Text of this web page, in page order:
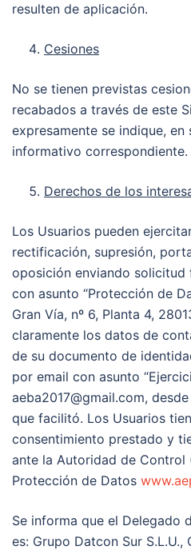
resulten de aplicación.
Cesiones
No se tienen previstas
recabados a través de este
expresamente se indique,
informativo correspondiente.
Derechos de los
Los Usuarios pueden
rectificación, supresión,
oposición enviando
con asunto “Protección de
Gran Vía, nº 6, Planta 4,
claramente los datos de
de su documento de
por email con asunto
aeba2017@gmail.com,
que facilitó. Los Usuarios
consentimiento prestado y
ante la Autoridad de Control
Protección de Datos
Se informa que el Delegado
es: Grupo Datcon Sur S.L.U.,